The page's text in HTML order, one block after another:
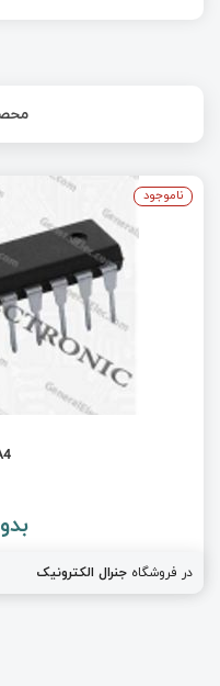
در فروشگاه جنرال الکترونیک
ناموجود